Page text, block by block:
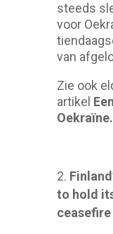
steeds
voor
van
Zie ook
artikel
Oekraïne.
to hold